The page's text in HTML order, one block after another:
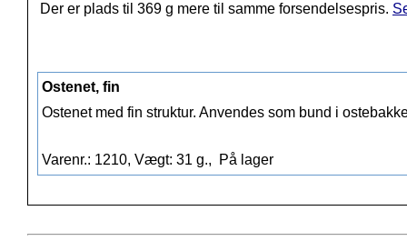
Der er plads til 369 g mere til samme forsendelsespris.
Ostenet, fin
Ostenet med fin struktur. Anvendes som bund i
Varenr.: 1210, Vægt: 31 g., På lager